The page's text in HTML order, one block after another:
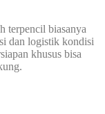
terpencil biasanya
dan logistik kondisi
khusus bisa